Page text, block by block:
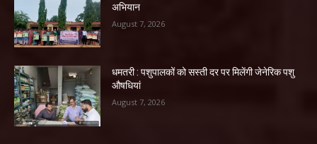
अभियान
August 7, 2026
धमतरी : पशुपालकों को सस्ती दर पर मिलेंगी जेनेरिक पशु
औषधियां
August 7, 2026